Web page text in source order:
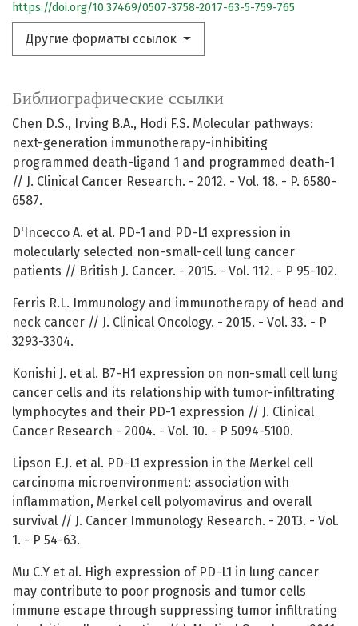
https://doi.org/10.37469/0507-3758-2017-63-5-759-765
Другие форматы ссылок
Библиографические ссылки
Chen D.S., Irving B.A., Hodi F.S. Molecular pathways:
next-generation immunotherapy-inhibiting
programmed death-ligand 1 and programmed death-1
// J. Clinical Cancer Research. - 2012. - Vol. 18. - P. 6580-
6587.
D'Incecco A. et al. PD-1 and PD-L1 expression in
molecularly selected non-small-cell lung cancer
patients // British J. Cancer. - 2015. - Vol. 112. - P 95-102.
Ferris R.L. Immunology and immunotherapy of head and
neck cancer // J. Clinical Oncology. - 2015. - Vol. 33. - P
3293-3304.
Konishi J. et al. B7-H1 expression on non-small cell lung
cancer cells and its relationship with tumor-infiltrating
lymphocytes and their PD-1 expression // J. Clinical
Cancer Research - 2004. - Vol. 10. - P 5094-5100.
Lipson E.J. et al. PD-L1 expression in the Merkel cell
carcinoma microenvironment: association with
inflammation, Merkel cell polyomavirus and overall
survival // J. Cancer Immunology Research. - 2013. - Vol.
1. - P 54-63.
Mu C.Y et al. High expression of PD-L1 in lung cancer
may contribute to poor prognosis and tumor cells
immune escape through suppressing tumor infiltrating